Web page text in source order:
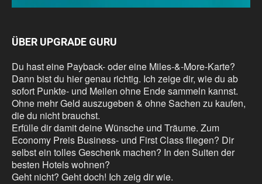
ÜBER UPGRADE GURU
Du hast eine Payback- oder eine Miles-&-More-Karte?
Dann bist du hier genau richtig. Ich zeige dir, wie du ab
sofort Punkte- und Meilen ohne Ende sammeln kannst.
Ohne mehr Geld auszugeben & ohne Sachen zu kaufen,
die du nicht brauchst.
Erfülle dir damit deine Wünsche und Träume. Zum
Economy Preis Business- und First Class fliegen? Dir
selbst ein tolles Geschenk machen? In den Suiten der
besten Hotels wohnen?
Geht nicht? Geht doch! Ich zeig dir wie.